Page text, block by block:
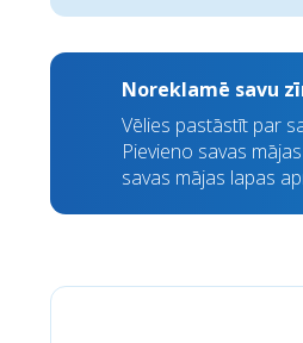
Noreklamē savu
Vēlies pastāstīt par
Pievieno savas
savas mājas lapas